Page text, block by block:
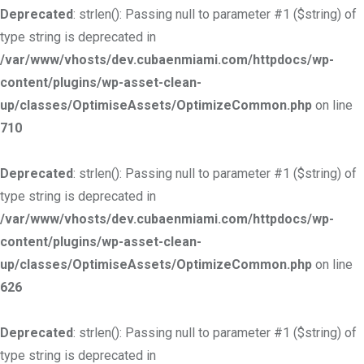
Deprecated: strlen(): Passing null to parameter #1 ($string) of
type string is deprecated in
/var/www/vhosts/dev.cubaenmiami.com/httpdocs/wp-
content/plugins/wp-asset-clean-
up/classes/OptimiseAssets/OptimizeCommon.php on line
710
Deprecated: strlen(): Passing null to parameter #1 ($string) of
type string is deprecated in
/var/www/vhosts/dev.cubaenmiami.com/httpdocs/wp-
content/plugins/wp-asset-clean-
up/classes/OptimiseAssets/OptimizeCommon.php on line
626
Deprecated: strlen(): Passing null to parameter #1 ($string) of
type string is deprecated in